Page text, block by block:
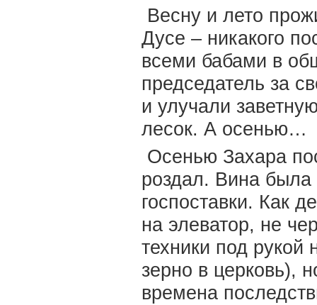
Весну и лето
Дусе – никакого
всеми бабами в
председатель за
и улучали
лесок. А осенью…
Осенью Захара
роздал. Вина была
госпоставки. Как
на элеватор, не
техники под рукой
зерно в церковь),
времена